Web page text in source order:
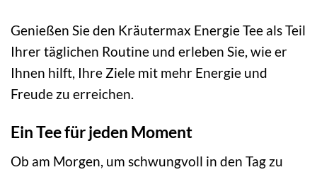
Genießen Sie den Kräutermax Energie Tee als Teil
Ihrer täglichen Routine und erleben Sie, wie er
Ihnen hilft, Ihre Ziele mit mehr Energie und
Freude zu erreichen.
Ein Tee für jeden Moment
Ob am Morgen, um schwungvoll in den Tag zu